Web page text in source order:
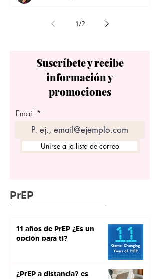
1/2
Suscríbete y recibe
información y
promociones
Email
Unirse a la lista de correo
PrEP
11 años de PrEP ¿Es un
opción para ti?
¿PrEP a distancia? es